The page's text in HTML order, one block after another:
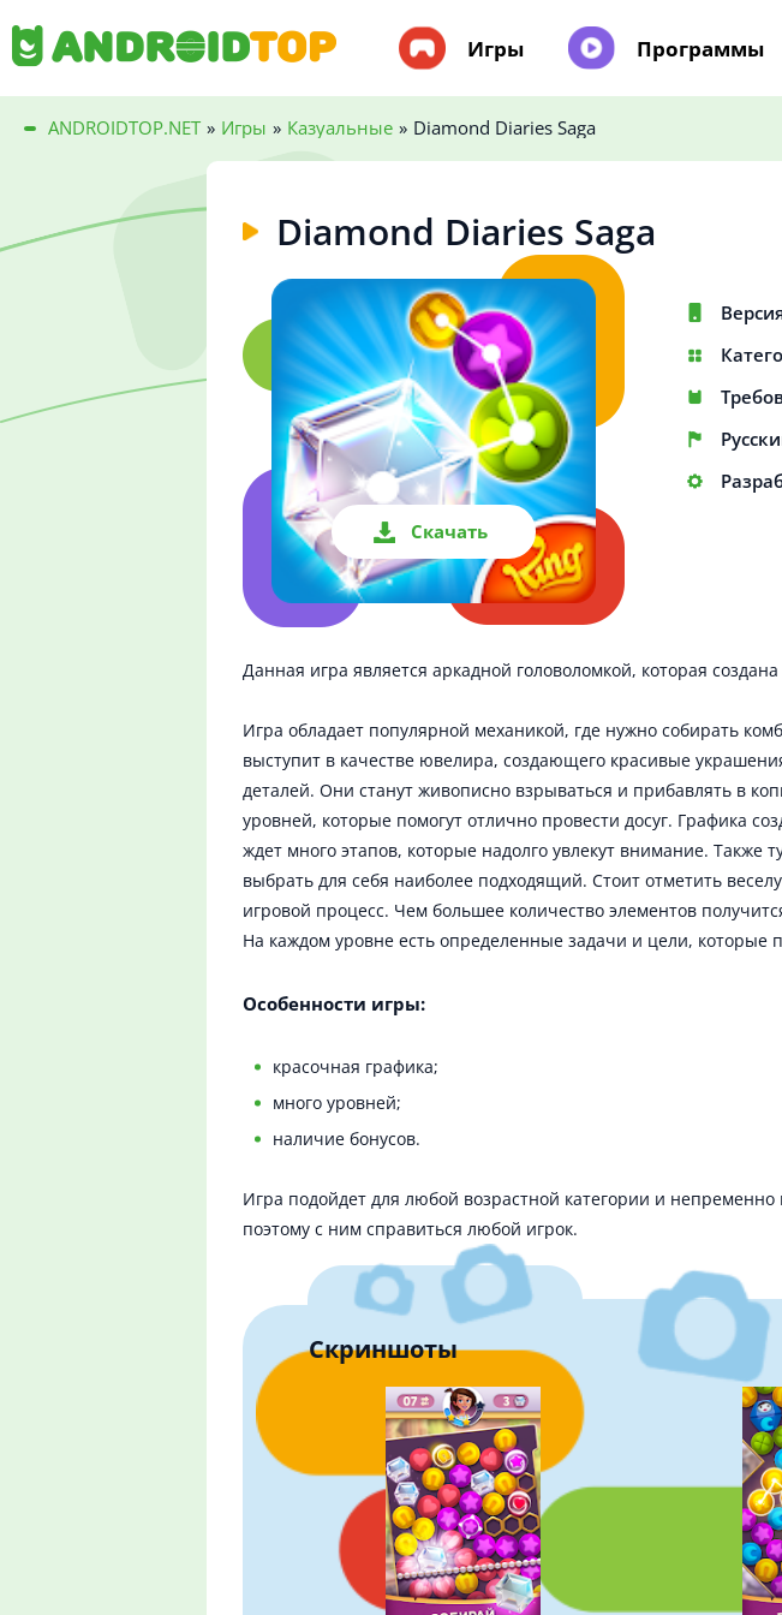
Игры Программы
ANDROIDTOP.NET » Игры » Казуальные » Diamond Diaries Saga
Diamond Diaries Saga
Скачать
Данная игра является аркадной головоломкой, которая
Игра обладает популярной механикой, где нужно собирать
выступит в качестве ювелира, создающего красивые
деталей. Они станут живописно взрываться и прибавлять в
уровней, которые помогут отлично провести досуг. Графика
ждет много этапов, которые надолго увлекут внимание. Также
выбрать для себя наиболее подходящий. Стоит отметить
игровой процесс. Чем большее количество элементов
На каждом уровне есть определенные задачи и цели, которые
Особенности игры:
красочная графика;
много уровней;
наличие бонусов.
Игра подойдет для любой возрастной категории и
поэтому с ним справиться любой игрок.
Скриншоты